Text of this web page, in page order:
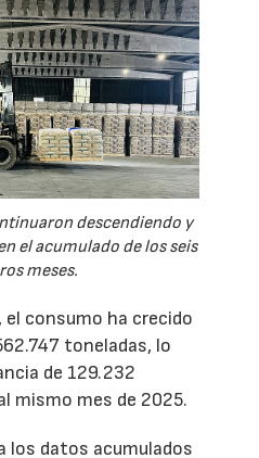
descendiendo y
el acumulado de los seis
meses.
el consumo ha crecido
toneladas, lo
de 129.232
mismo mes de 2025.
los datos acumulados